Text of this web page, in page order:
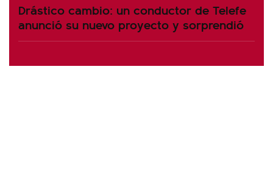
Drástico cambio: un conductor de Telefe
anunció su nuevo proyecto y sorprendió